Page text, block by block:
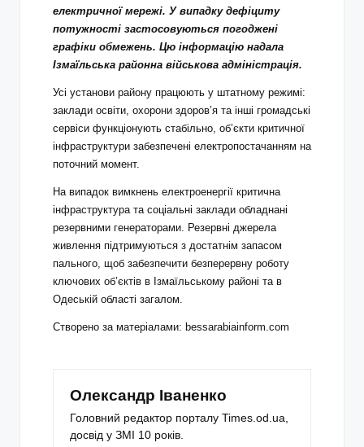
електричної мережі. У випадку дефіциту
потужності застосовуються погоджені
графіки обмежень. Цю інформацію надала
Ізмаїльська районна військова адміністрація.
Усі установи району працюють у штатному режимі:
заклади освіти, охорони здоров’я та інші громадські
сервіси функціонують стабільно, об’єкти критичної
інфраструктури забезпечені електропостачанням на
поточний момент.
На випадок вимкнень електроенергії критична
інфраструктура та соціальні заклади обладнані
резервними генераторами. Резервні джерела
живлення підтримуються з достатнім запасом
пального, щоб забезпечити безперервну роботу
ключових об’єктів в Ізмаїльському районі та в
Одеській області загалом.
Створено за матеріалами: bessarabiainform.com
Олександр Іваненко
Головний редактор порталу Times.od.ua,
досвід у ЗМІ 10 років.